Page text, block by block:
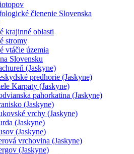
členenie Slovenska
krajinné oblasti
stromy
vtáčie územia
Slovensku
(Jaskyne)
predhorie (Jaskyne)
Karpaty (Jaskyne)
pahorkatina (Jaskyne)
(Jaskyne)
vrchy (Jaskyne)
(Jaskyne)
(Jaskyne)
vrchovina (Jaskyne)
(Jaskyne)